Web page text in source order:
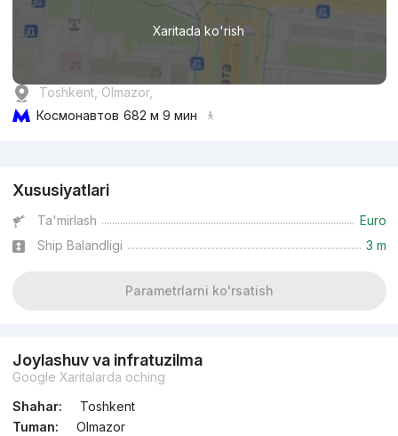
Xaritada ko'rish
Toshkent, Olmazor,
Космонавтов 682 м 9 мин
Xususiyatlari
Ta'mirlash
Euro
Ship Balandligi
3 m
Parametrlarni ko'rsatish
Joylashuv va infratuzilma
Google Xaritalarda oching
Shahar:
Toshkent
Tuman:
Olmazor